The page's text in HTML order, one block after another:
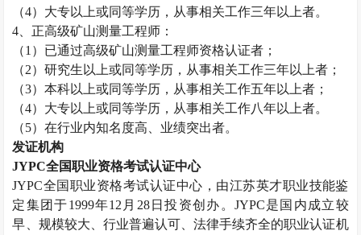
（4）大专以上或同等学历，从事相关工作三年以上者。
4 、正高级矿山测量工程师：
（1 ）已通过高级矿山测量工程师资格认证者；
（2）研究生以上或同等学历，从事相关工作三年以上者；
（3）本科以上或同等学历，从事相关工作五年以上者；
（4）大专以上或同等学历，从事相关工作八年以上者。
（5）在行业内知名度高、业绩突出者。
发证机构
JYPC全国职业资格考试认证中心
JYPC全国职业资格考试认证中心，由江苏英才职业技能鉴
定集团于1999年12 月 28日投资创办。 JYPC是国内成立较
早、规模较大、行业普遍认可、法律手续齐全的职业认证机